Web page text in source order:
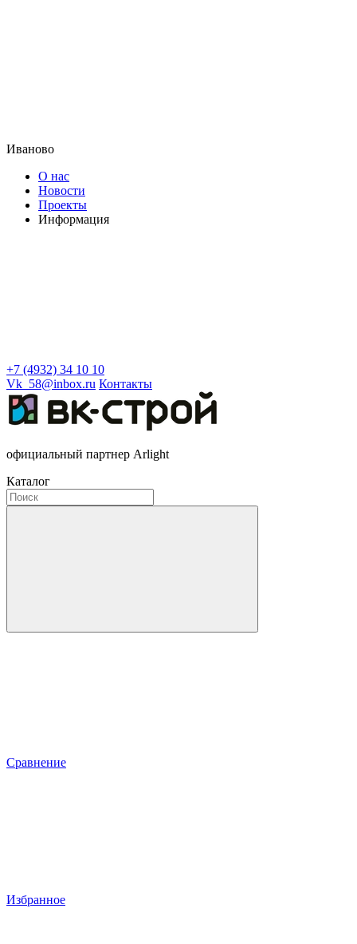
Иваново
О нас
Новости
Проекты
Информация
+7 (4932) 34 10 10
Vk_58@inbox.ru Контакты
официальный партнер Arlight
Каталог
Сравнение
Избранное